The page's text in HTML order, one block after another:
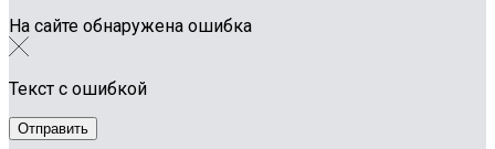
На сайте обнаружена ошибка
Текст с ошибкой